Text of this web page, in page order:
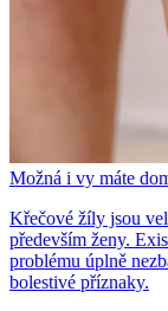
Možná i vy máte
Křečové žíly jsou
především ženy.
problému úplně
bolestivé příznaky.